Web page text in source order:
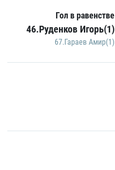
Гол в равенстве
46.Руденков Игорь(1)
67.Гараев Амир(1)